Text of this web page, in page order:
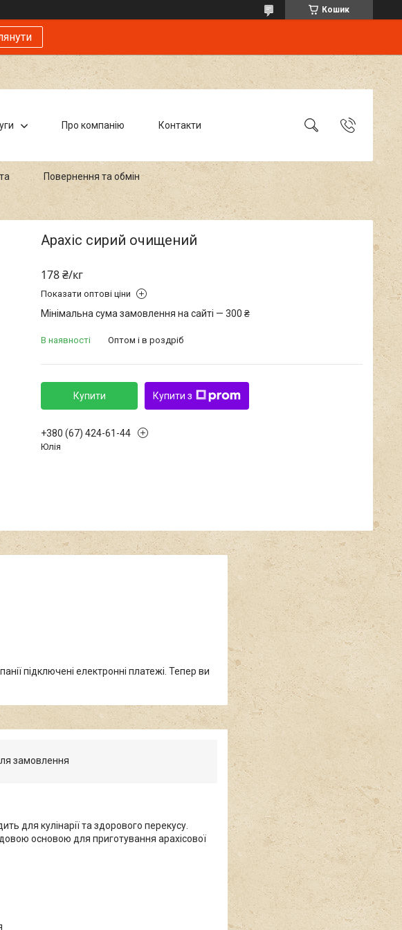
Кошик
Про компанію Контакти
Повернення та обмін
Арахіс сирий очищений
178 ₴/кг
Показати оптові ціни
Мінімальна сума замовлення на сайті — 300 ₴
В наявності Оптом і в роздріб
Купити Купити з
+380 (67) 424-61-44
Юлія
підключені електронні платежі. Тепер ви
замовлення
для кулінарії та здорового перекусу.
основою для приготування арахісової